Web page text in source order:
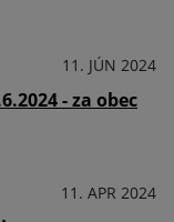
11. JÚN 2024
- za obec
11. APR 2024